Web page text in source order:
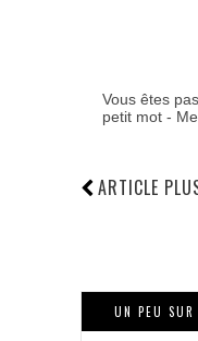
Vous êtes
petit mot -
ARTICLE
UN PEU